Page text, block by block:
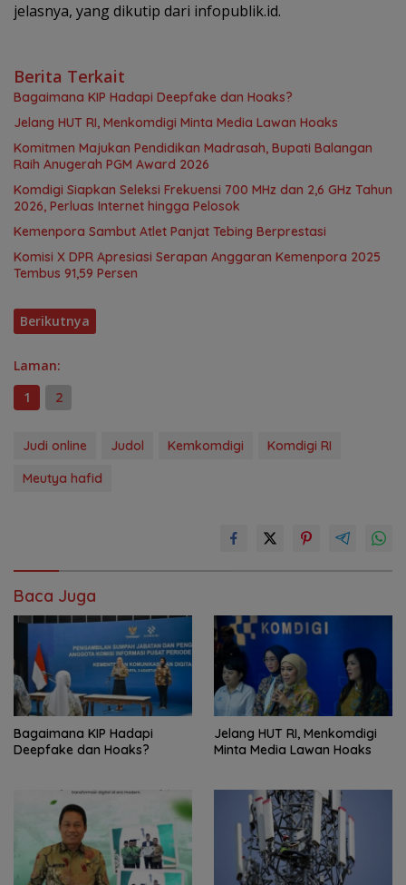
jelasnya, yang dikutip dari infopublik.id.
Berita Terkait
Bagaimana KIP Hadapi Deepfake dan Hoaks?
Jelang HUT RI, Menkomdigi Minta Media Lawan Hoaks
Komitmen Majukan Pendidikan Madrasah, Bupati Balangan
Raih Anugerah PGM Award 2026
Komdigi Siapkan Seleksi Frekuensi 700 MHz dan 2,6 GHz Tahun
2026, Perluas Internet hingga Pelosok
Kemenpora Sambut Atlet Panjat Tebing Berprestasi
Komisi X DPR Apresiasi Serapan Anggaran Kemenpora 2025
Tembus 91,59 Persen
Berikutnya
Laman:
1
2
Judi online Judol Kemkomdigi
Komdigi RI
Meutya hafid
Baca Juga
Bagaimana KIP Hadapi
Deepfake dan Hoaks?
Jelang HUT RI, Menkomdigi
Minta Media Lawan Hoaks